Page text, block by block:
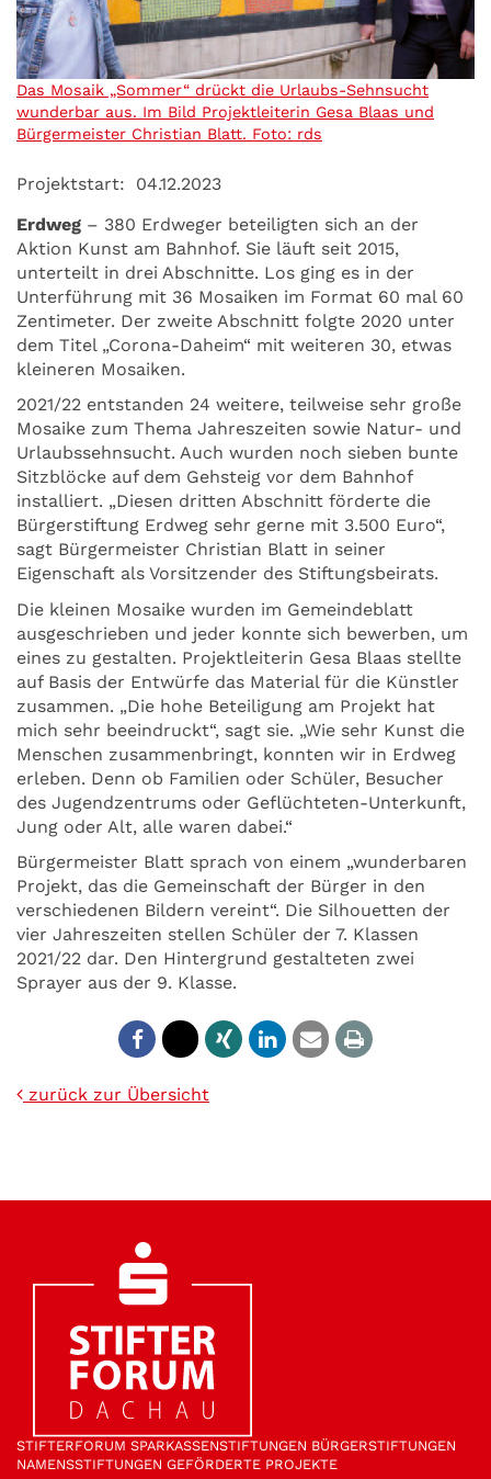
Das Mosaik „Sommer“ drückt die Urlaubs-Sehnsucht
wunderbar aus. Im Bild Projektleiterin Gesa Blaas und
Bürgermeister Christian Blatt. Foto: rds
Projektstart:
04.12.2023
Erdweg – 380 Erdweger beteiligten sich an der
Aktion Kunst am Bahnhof. Sie läuft seit 2015,
unterteilt in drei Abschnitte. Los ging es in der
Unterführung mit 36 Mosaiken im Format 60 mal 60
Zentimeter. Der zweite Abschnitt folgte 2020 unter
dem Titel „Corona-Daheim“ mit weiteren 30, etwas
kleineren Mosaiken.
2021/22 entstanden 24 weitere, teilweise sehr große
Mosaike zum Thema Jahreszeiten sowie Natur- und
Urlaubssehnsucht. Auch wurden noch sieben bunte
Sitzblöcke auf dem Gehsteig vor dem Bahnhof
installiert. „Diesen dritten Abschnitt förderte die
Bürgerstiftung Erdweg sehr gerne mit 3.500 Euro“,
sagt Bürgermeister Christian Blatt in seiner
Eigenschaft als Vorsitzender des Stiftungsbeirats.
Die kleinen Mosaike wurden im Gemeindeblatt
ausgeschrieben und jeder konnte sich bewerben, um
eines zu gestalten. Projektleiterin Gesa Blaas stellte
auf Basis der Entwürfe das Material für die Künstler
zusammen. „Die hohe Beteiligung am Projekt hat
mich sehr beeindruckt“, sagt sie. „Wie sehr Kunst die
Menschen zusammenbringt, konnten wir in Erdweg
erleben. Denn ob Familien oder Schüler, Besucher
des Jugendzentrums oder Geflüchteten-Unterkunft,
Jung oder Alt, alle waren dabei.“
Bürgermeister Blatt sprach von einem „wunderbaren
Projekt, das die Gemeinschaft der Bürger in den
verschiedenen Bildern vereint“. Die Silhouetten der
vier Jahreszeiten stellen Schüler der 7. Klassen
2021/22 dar. Den Hintergrund gestalteten zwei
Sprayer aus der 9. Klasse.
zurück zur Übersicht
STIFTER­FORUM SPARKASSEN­STIFTUNGEN BÜRGER­STIFTUNGEN
NAMENS­STIFTUNGEN GEFÖRDERTE PROJEKTE